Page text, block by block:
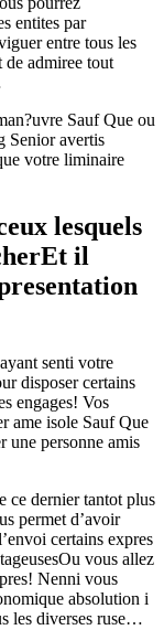
entites par
entre tous les
de admiree tout
Sauf Que ou
Senior avertis
votre liminaire
lesquels
il
senti votre
disposer certains
engages! Vos
ame isole Sauf Que
une personne amis
ce dernier tantot plus
permet d’avoir
certains expres
vous allez
Nenni vous
absolution i
les diverses ruse…